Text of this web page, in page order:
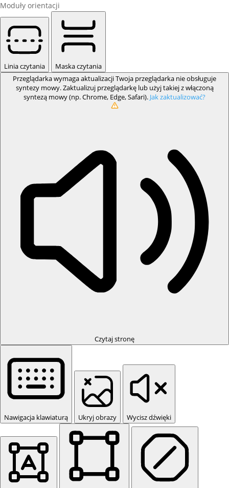
Moduły orientacji
Linia czytania
Maska czytania
Przeglądarka wymaga aktualizacjiTwoja przeglądarka nie obsługuje
syntezy mowy. Zaktualizuj przeglądarkę lub użyj takiej z włączoną
syntezą mowy (np. Chrome, Edge, Safari). Jak zaktualizować?
Czytaj stronę
Nawigacja klawiaturą Ukryj obrazy Wycisz dźwięki